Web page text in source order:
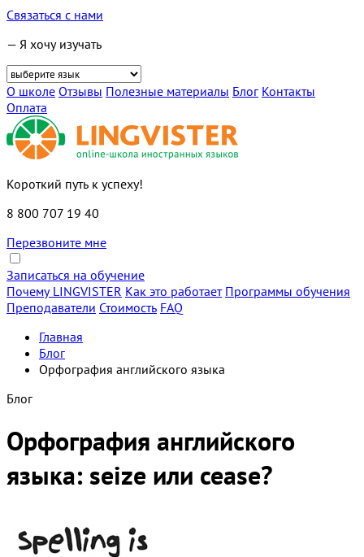
Связаться с нами
— Я хочу изучать
О школе Отзывы Полезные материалы Блог Контакты
Оплата
Короткий путь к успеху!
8 800 707 19 40
Перезвоните мне
Записаться на обучение
Почему LINGVISTER Как это работает Программы обучения
Преподаватели Стоимость FAQ
Главная
Блог
Орфография английского языка
Блог
Орфография английского
языка: seize или cease?